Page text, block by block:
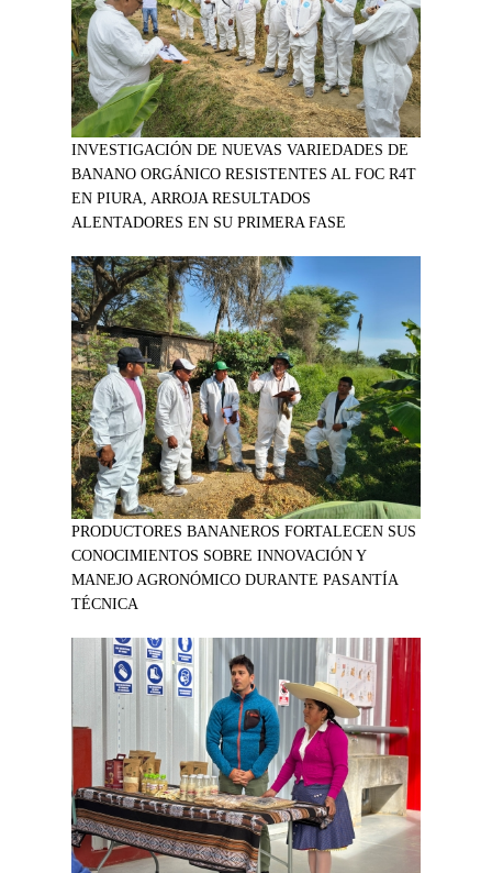
INVESTIGACIÓN DE NUEVAS VARIEDADES DE
BANANO ORGÁNICO RESISTENTES AL FOC R4T
EN PIURA, ARROJA RESULTADOS
ALENTADORES EN SU PRIMERA FASE
PRODUCTORES BANANEROS FORTALECEN SUS
CONOCIMIENTOS SOBRE INNOVACIÓN Y
MANEJO AGRONÓMICO DURANTE PASANTÍA
TÉCNICA